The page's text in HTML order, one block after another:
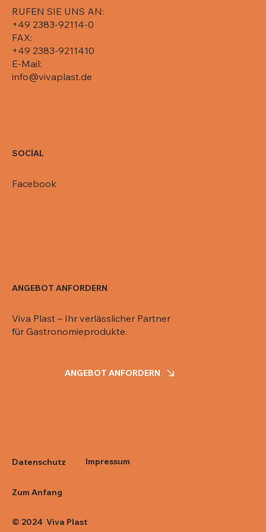
RUFEN SIE UNS AN:
+49 2383-92114-0
FAX:
+49 2383-9211410
E-Mail:
info@vivaplast.de
SOCİAL
Facebook
ANGEBOT ANFORDERN
Viva Plast – Ihr verlässlicher Partner
für Gastronomieprodukte.
ANGEBOT ANFORDERN
Datenschutz
Zum Anfang
© 2024 Viva Plast
Impressum